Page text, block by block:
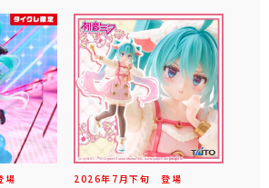
場 2026年 7 月下旬 登場